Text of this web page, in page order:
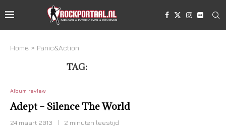
Home » Panic&Action
TAG:
Album review
Adept – Silence The World
24 maart 2013 2 minuten leestijd